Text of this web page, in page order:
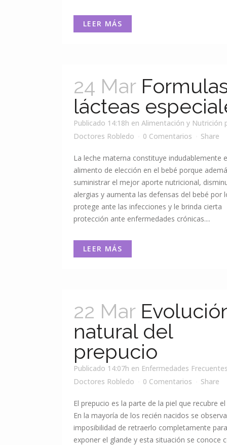
LEER MÁS
24 Mar
lácteas
Publicado 14:18h en Alimentación y Nutrición
Doctores Robledo
0 Comentarios Share
La leche materna constituye indudablemente
alimento de elección en el bebé porque
suministrar el mejor aporte nutricional,
alergias y aumenta las defensas del bebé por
protege ante las infecciones y le brinda cierta
protección ante enfermedades crónicas....
LEER MÁS
22 Mar
natural del
prepucio
Publicado 14:07h en Enfermedades
Doctores Robledo
0 Comentarios Share
El prepucio es la parte de la piel que recubre
En la mayoría de los recién nacidos se
imposibilidad de retraerlo completamente para
exponer el glande y esta situación se conoce